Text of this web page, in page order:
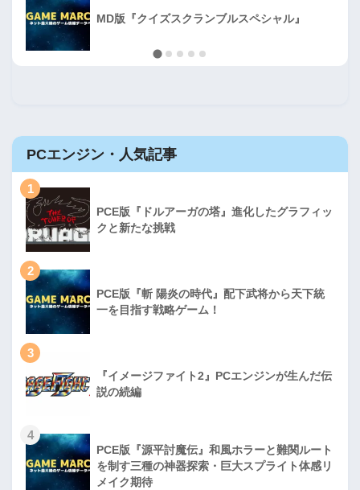
MD版『クイズスクランブルスペシャル』
PCエンジン・人気記事
1
PCE版『ドルアーガの塔』進化したグラフィッ
クと新たな挑戦
2
PCE版『斬 陽炎の時代』配下武将から天下統
一を目指す戦略ゲーム！
3
『イメージファイト2』PCエンジンが生んだ伝
説の続編
4
PCE版『源平討魔伝』和風ホラーと難関ルート
を制す三種の神器探索・巨大スプライト体感リ
メイク期待